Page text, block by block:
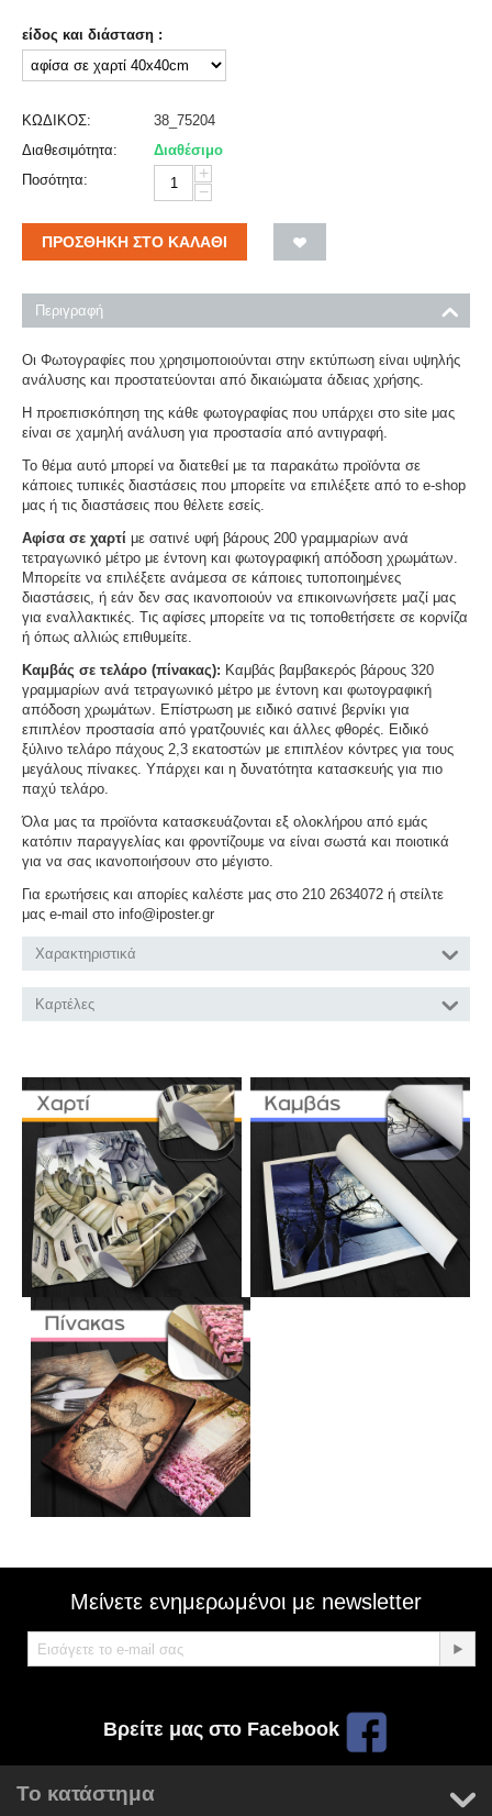
είδος και διάσταση :
ΚΩΔΙΚΟΣ:
38_75204
Διαθεσιμότητα:
Διαθέσιμο
Ποσότητα:
+
−
ΠΡΟΣΘΉΚΗ ΣΤΟ ΚΑΛΆΘΙ
Περιγραφή
Οι Φωτογραφίες που χρησιμοποιούνται στην εκτύπωση είναι υψηλής
ανάλυσης και προστατεύονται από δικαιώματα άδειας χρήσης.
Η προεπισκόπηση της κάθε φωτογραφίας που υπάρχει στο site μας
είναι σε χαμηλή ανάλυση για προστασία από αντιγραφή.
Το θέμα αυτό μπορεί να διατεθεί με τα παρακάτω προϊόντα σε
κάποιες τυπικές διαστάσεις που μπορείτε να επιλέξετε από το e-shop
μας ή τις διαστάσεις που θέλετε εσείς.
Αφίσα σε χαρτί με σατινέ υφή βάρους 200 γραμμαρίων ανά
τετραγωνικό μέτρο με έντονη και φωτογραφική απόδοση χρωμάτων.
Μπορείτε να επιλέξετε ανάμεσα σε κάποιες τυποποιημένες
διαστάσεις, ή εάν δεν σας ικανοποιούν να επικοινωνήσετε μαζί μας
για εναλλακτικές. Τις αφίσες μπορείτε να τις τοποθετήσετε σε κορνίζα
ή όπως αλλιώς επιθυμείτε.
Καμβάς σε τελάρο (πίνακας): Καμβάς βαμβακερός βάρους 320
γραμμαρίων ανά τετραγωνικό μέτρο με έντονη και φωτογραφική
απόδοση χρωμάτων. Επίστρωση με ειδικό σατινέ βερνίκι για
επιπλέον προστασία από γρατζουνιές και άλλες φθορές. Ειδικό
ξύλινο τελάρο πάχους 2,3 εκατοστών με επιπλέον κόντρες για τους
μεγάλους πίνακες. Υπάρχει και η δυνατότητα κατασκευής για πιο
παχύ τελάρο.
Όλα μας τα προϊόντα κατασκευάζονται εξ ολοκλήρου από εμάς
κατόπιν παραγγελίας και φροντίζουμε να είναι σωστά και ποιοτικά
για να σας ικανοποιήσουν στο μέγιστο.
Για ερωτήσεις και απορίες καλέστε μας στο 210 2634072 ή στείλτε
μας e-mail στο info@iposter.gr
Χαρακτηριστικά
Καρτέλες
Μείνετε ενημερωμένοι με newsletter
Βρείτε μας στο Facebook
Το κατάστημα